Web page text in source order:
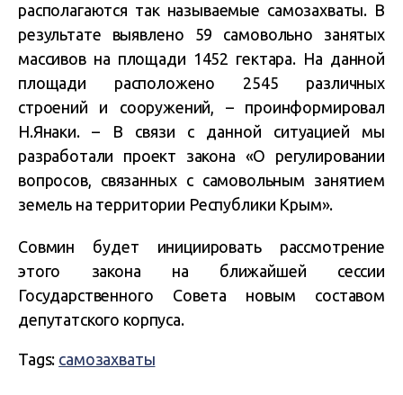
располагаются так называемые самозахваты. В
результате выявлено 59 самовольно занятых
массивов на площади 1452 гектара. На данной
площади расположено 2545 различных
строений и сооружений, – проинформировал
Н.Янаки. –
В связи с данной ситуацией мы
разработали проект закона «О регулировании
вопросов, связанных с самовольным занятием
земель на территории Республики Крым».
Совмин будет инициировать рассмотрение
этого закона на ближайшей сессии
Государственного Совета новым составом
депутатского корпуса.
Tags: самозахваты